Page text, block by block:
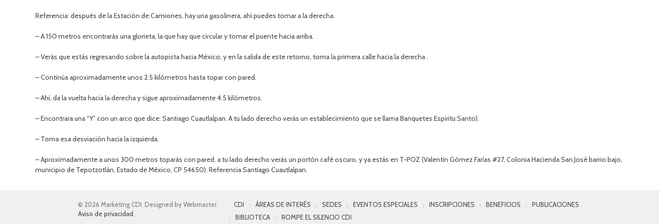
Referencia: después de la Estación de Camiones, hay una gasolinera, ahí puedes tomar a la derecha.
– A 150 metros encontrarás una glorieta, la que hay que circular y tomar el puente hacia arriba.
– Verás que estás regresando sobre la autopista hacia México, y en la salida de este retorno, toma la primera calle hacia la derecha .
– Continúa aproximadamente unos 2.5 kilómetros hasta topar con pared.
– Ahí, da la vuelta hacia la derecha y sigue aproximadamente 4.5 kilómetros.
– Encontrara una “Y” con un arco que dice: Santiago Cuautlalpan. A tu lado derecho verás un establecimiento que se llama Banquetes Espiritu Santo).
– Toma esa desviación hacia la izquierda.
– Aproximadamente a unos 300 metros toparás con pared, a tu lado derecho verás un portón café oscuro, y ya estás en T-POZ (Valentín Gómez Farías #27, Colonia Hacienda San José barrio bajo,
municipio de Tepotzotlán, Estado de México, CP 54650). Referencia Santiago Cuautlalpan.
© 2026 Marketing CDI. Designed by Webmaster.
Aviso de privacidad
CDI ÁREAS DE INTERÉS SEDES EVENTOS ESPECIALES INSCRIPCIONES BENEFICIOS
PUBLICACIONES
BIBLIOTECA
ROMPE EL SILENCIO CDI